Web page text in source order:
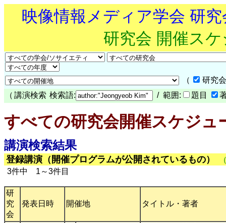
映像情報メディア学会 研
研究会 開催ス
（
研究
（ 講演検索 検索語: / 範囲: 題目
すべての研究会開催スケジュ
講演検索結果
登録講演（開催プログラムが公開されているもの）
3件中 1～3件目
研
究
会
発表日時 開催地 タイトル・著者